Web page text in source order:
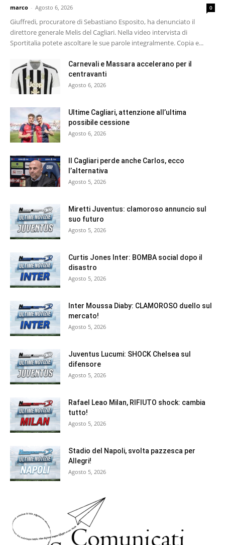
marco - Agosto 6, 2026 0
Giuffredi, procuratore di Sebastiano Esposito, ha denunciato il
direttore generale Melis del Cagliari. Nella video intervista di
Sportitalia potete ascoltare le sue parole integralmente. Copia e...
Carnevali e Massara accelerano per il
centravanti
Agosto 6, 2026
Ultime Cagliari, attenzione all’ultima
possibile cessione
Agosto 6, 2026
Il Cagliari perde anche Carlos, ecco
l’alternativa
Agosto 5, 2026
Miretti Juventus: clamoroso annuncio sul
suo futuro
Agosto 5, 2026
Curtis Jones Inter: BOMBA social dopo il
disastro
Agosto 5, 2026
Inter Moussa Diaby: CLAMOROSO duello sul
mercato!
Agosto 5, 2026
Juventus Lucumi: SHOCK Chelsea sul
difensore
Agosto 5, 2026
Rafael Leao Milan, RIFIUTO shock: cambia
tutto!
Agosto 5, 2026
Stadio del Napoli, svolta pazzesca per
Allegri!
Agosto 5, 2026